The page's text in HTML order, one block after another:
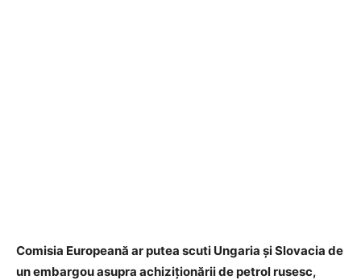
Comisia Europeană ar putea scuti Ungaria și Slovacia de
un embargou asupra achiziționării de petrol rusesc,